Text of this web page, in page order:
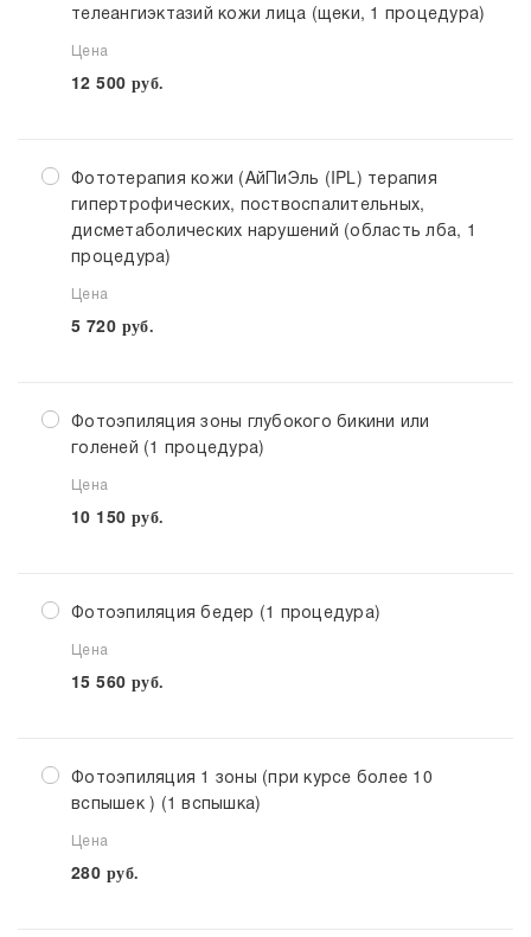
телеангиэктазий кожи лица (щеки, 1 процедура)
Цена
12 500 руб.
Фототерапия кожи (АйПиЭль (IPL) терапия
гипертрофических, поствоспалительных,
дисметаболических нарушений (область лба, 1
процедура)
Цена
5 720 руб.
Фотоэпиляция зоны глубокого бикини или
голеней (1 процедура)
Цена
10 150 руб.
Фотоэпиляция бедер (1 процедура)
Цена
15 560 руб.
Фотоэпиляция 1 зоны (при курсе более 10
вспышек ) (1 вспышка)
Цена
280 руб.